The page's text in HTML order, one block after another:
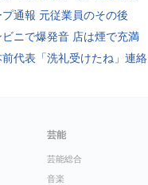
プ通報 元従業員のその後
ビニで爆発音 店は煙で充満
前代表「洗礼受けたね」連絡
芸能
芸能総合
音楽